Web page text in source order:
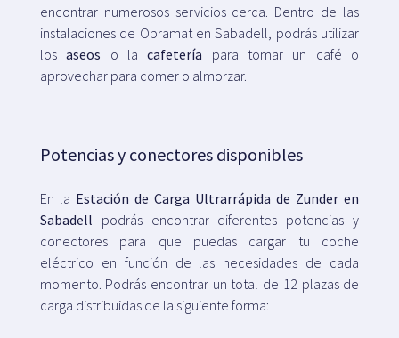
encontrar numerosos servicios cerca. Dentro de las
instalaciones de Obramat en Sabadell, podrás utilizar
losaseos o lacafetería para tomar un café o
aprovechar para comer o almorzar.
Potencias y conectores disponibles
En la Estación de Carga Ultrarrápida de Zunder en
Sabadell podrás encontrar diferentes potencias y
conectores para que puedas cargar tu coche
eléctrico en función de las necesidades de cada
momento. Podrás encontrar un total de 12 plazas de
carga distribuidas de la siguiente forma: